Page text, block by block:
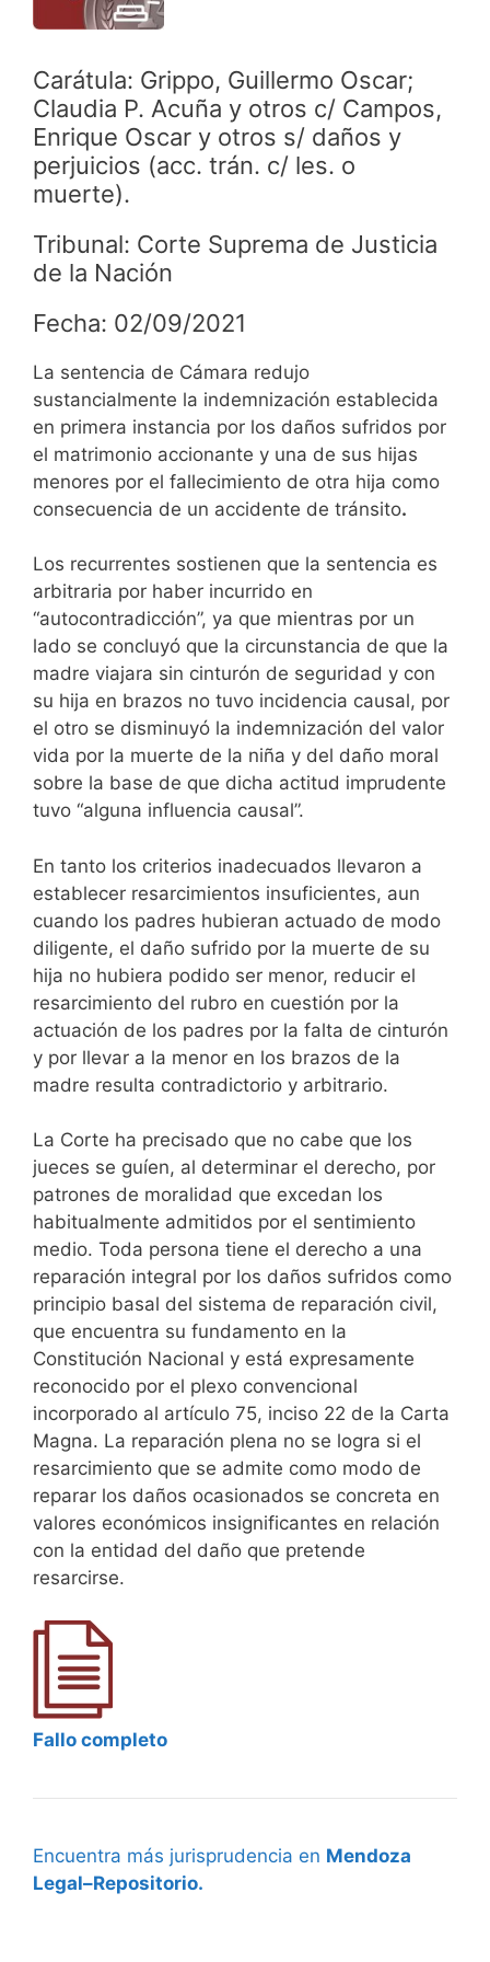
Carátula: Grippo, Guillermo Oscar;
Claudia P. Acuña y otros c/ Campos,
Enrique Oscar y otros s/ daños y
perjuicios (acc. trán. c/ les. o
muerte).
Tribunal: Corte Suprema de Justicia
de la Nación
Fecha: 02/09/2021
La sentencia de Cámara redujo
sustancialmente la indemnización establecida
en primera instancia por los daños sufridos por
el matrimonio accionante y una de sus hijas
menores por el fallecimiento de otra hija como
consecuencia de un accidente de tránsito.
Los recurrentes sostienen que la sentencia es
arbitraria por haber incurrido en
“autocontradicción”, ya que mientras por un
lado se concluyó que la circunstancia de que la
madre viajara sin cinturón de seguridad y con
su hija en brazos no tuvo incidencia causal, por
el otro se disminuyó la indemnización del valor
vida por la muerte de la niña y del daño moral
sobre la base de que dicha actitud imprudente
tuvo “alguna influencia causal”.
En tanto los criterios inadecuados llevaron a
establecer resarcimientos insuficientes, aun
cuando los padres hubieran actuado de modo
diligente, el daño sufrido por la muerte de su
hija no hubiera podido ser menor, reducir el
resarcimiento del rubro en cuestión por la
actuación de los padres por la falta de cinturón
y por llevar a la menor en los brazos de la
madre resulta contradictorio y arbitrario.
La Corte ha precisado que no cabe que los
jueces se guíen, al determinar el derecho, por
patrones de moralidad que excedan los
habitualmente admitidos por el sentimiento
medio. Toda persona tiene el derecho a una
reparación integral por los daños sufridos como
principio basal del sistema de reparación civil,
que encuentra su fundamento en la
Constitución Nacional y está expresamente
reconocido por el plexo convencional
incorporado al artículo 75, inciso 22 de la Carta
Magna. La reparación plena no se logra si el
resarcimiento que se admite como modo de
reparar los daños ocasionados se concreta en
valores económicos insignificantes en relación
con la entidad del daño que pretende
resarcirse.
Fallo completo
Encuentra más jurisprudencia en Mendoza
Legal–Repositorio.